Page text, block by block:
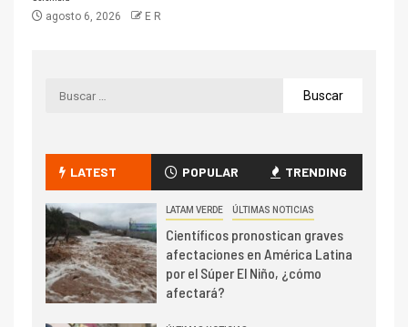
agosto 6, 2026 E R
LATEST POPULAR TRENDING
LATAM VERDE ÚLTIMAS NOTICIAS
Científicos pronostican graves
afectaciones en América Latina
por el Súper El Niño, ¿cómo
afectará?